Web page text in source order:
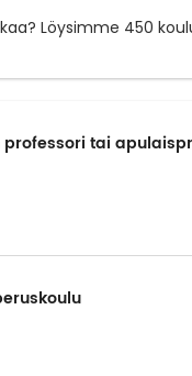
Löysimme 450
tai